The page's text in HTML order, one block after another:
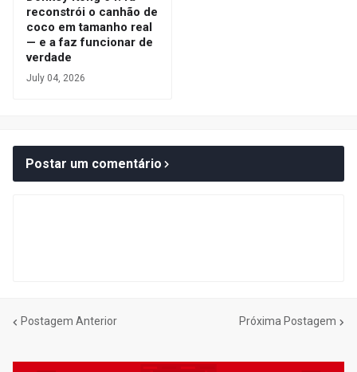
reconstrói o canhão de
coco em tamanho real
— e a faz funcionar de
verdade
July 04, 2026
Postar um comentário
Postagem Anterior Próxima Postagem